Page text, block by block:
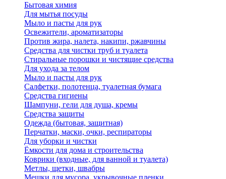
Бытовая химия
Для мытья посуды
Мыло и пасты для рук
Освежители, ароматизаторы
Против жира, налета, накипи, ржавчины
Средства для чистки труб и туалета
Стиральные порошки и чистящие средства
Для ухода за телом
Мыло и пасты для рук
Салфетки, полотенца, туалетная бумага
Средства гигиены
Шампуни, гели для душа, кремы
Средства защиты
Одежда (бытовая, защитная)
Перчатки, маски, очки, респираторы
Для уборки и чистки
Ёмкости для дома и строительства
Коврики (входные, для ванной и туалета)
Метлы, щетки, швабры